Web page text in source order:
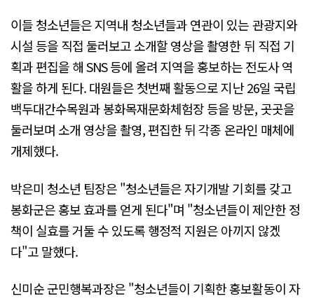
이들 청소년들은 지역내 청소년들과 연관이 있는 관광지와
시설 등을 직접 둘러보고 소개할 영상을 촬영한 뒤 직접 기
획과 편집을 해 SNS 등에 올려 지역을 홍보하는 전도사 역
활을 하게 된다. 대원들은 첫번째 활동으로 지난 26일 국립
백두대간수목원과 봉화목재문화체험장 등을 방문, 곳곳을
둘러보며 소개 영상을 촬영, 편집한 뒤 각종 온라인 매체에
개제했다.
박은미 청소년 팀장은 "청소년들은 자기개발 기회를 갖고
봉화군은 홍보 효과를 얻게 된다"며 "청소년들이 제안한 정
책이 실효를 거둘 수 있도록 행정적 지원은 아끼지 않겠
다"고 말했다.
신미순 군민행복과장은 "청소년들이 기획한 홍보활동이 자